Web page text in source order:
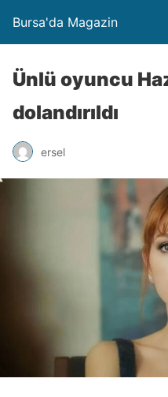
Bursa'da Magazin
Ünlü oyuncu
dolandırıldı
ersel